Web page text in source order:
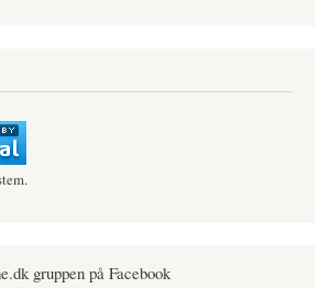
gruppen på Facebook